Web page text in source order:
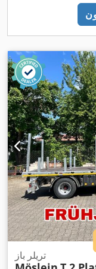
تریلر باز